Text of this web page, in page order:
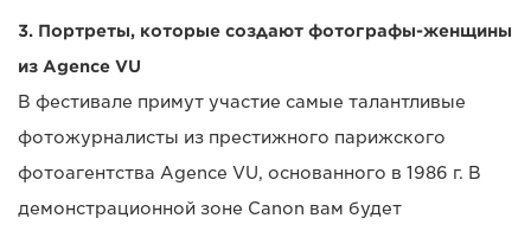
3. Портреты, которые создают фотографы-женщины
из Agence VU
В фестивале примут участие самые талантливые
фотожурналисты из престижного парижского
фотоагентства Agence VU, основанного в 1986 г. В
демонстрационной зоне Canon вам будет